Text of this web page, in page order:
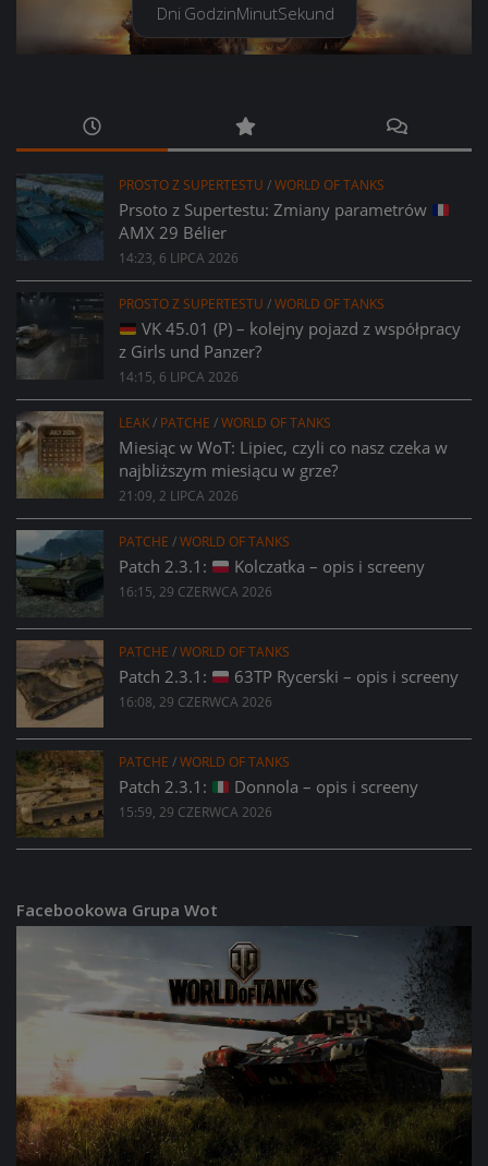
Dni GodzinMinutSekund
PROSTO Z SUPERTESTU /WORLD OF TANKS
Prsoto z Supertestu: Zmiany parametrów
AMX 29 Bélier
14:23, 6 LIPCA 2026
PROSTO Z SUPERTESTU /WORLD OF TANKS
VK 45.01 (P) – kolejny pojazd z współpracy
z Girls und Panzer?
14:15, 6 LIPCA 2026
LEAK/ PATCHE /WORLD OF TANKS
Miesiąc w WoT: Lipiec, czyli co nasz czeka w
najbliższym miesiącu w grze?
21:09, 2 LIPCA 2026
PATCHE /WORLD OF TANKS
Patch 2.3.1: Kolczatka – opis i screeny
16:15, 29 CZERWCA 2026
PATCHE /WORLD OF TANKS
Patch 2.3.1: 63TP Rycerski – opis i screeny
16:08, 29 CZERWCA 2026
PATCHE /WORLD OF TANKS
Patch 2.3.1: Donnola – opis i screeny
15:59, 29 CZERWCA 2026
Facebookowa Grupa Wot